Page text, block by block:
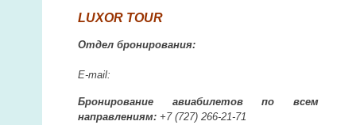
LUXOR TOUR
Отдел бронирования:
E-mail:
Бронирование авиабилетов по всем
направлениям: +7 (727) 266-21-71